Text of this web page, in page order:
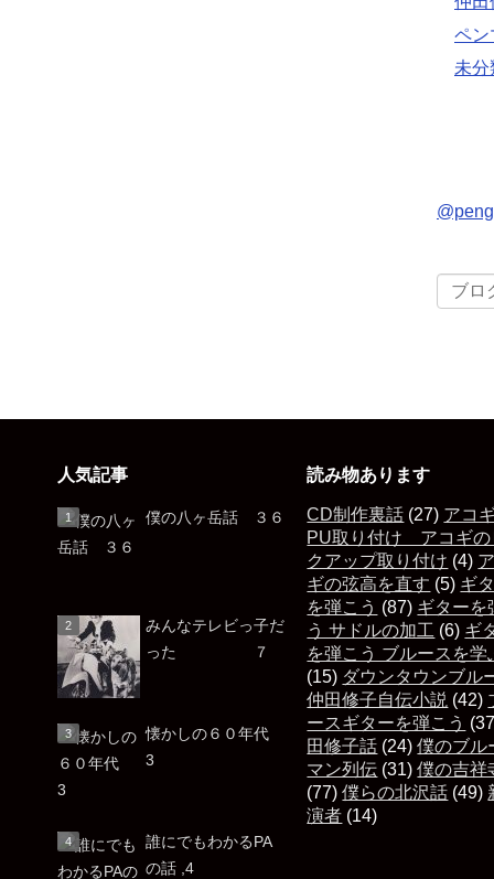
ペン
未分
人気記事
僕の八ヶ岳話 ３６
みんなテレビっ子だ
った ７
懐かしの６０年代
3
誰にでもわかるPA
の話 ,4
読み物あります
CD制作裏話 (27) アコ
PU取り付け アコギの
クアップ取り付け (4)
ギの弦高を直す (5) ギ
を弾こう (87) ギターを
う サドルの加工 (6) ギ
を弾こう ブルースを学
(15) ダウンタウンブル
仲田修子自伝小説 (42)
ースギターを弾こう
田修子話 (24)僕のブル
マン列伝 (31)僕の吉祥
(77)僕らの北沢話 (49)
演者 (14)